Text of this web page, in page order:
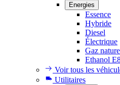
Energies
Essence
Hybride
Diesel
Électrique
Gaz
Ethanol
Voir tous les
Utilitaires